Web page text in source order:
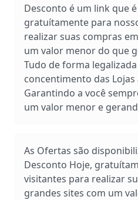
Desconto é um link que
gratuítamente para
realizar suas compras
um valor menor do que
Tudo de forma
concentimento das
Garantindo a você
um valor menor e
As Ofertas são
Desconto Hoje,
visitantes para realizar
grandes sites com um